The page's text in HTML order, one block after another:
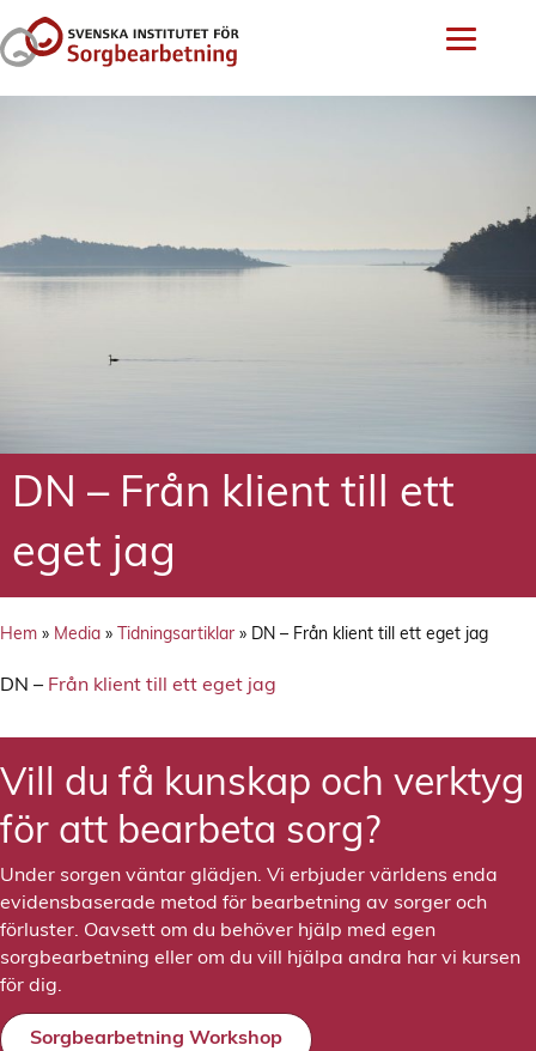
DN – Från klient till ett
eget jag
Hem » Media » Tidningsartiklar » DN – Från klient till ett eget jag
DN – Från klient till ett eget jag
Vill du få kunskap och verktyg
för att bearbeta sorg?
Under sorgen väntar glädjen. Vi erbjuder världens enda
evidensbaserade metod för bearbetning av sorger och
förluster. Oavsett om du behöver hjälp med egen
sorgbearbetning eller om du vill hjälpa andra har vi kursen
för dig.
Sorgbearbetning Workshop